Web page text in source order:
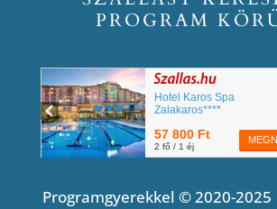
PROGRAM
Programgyerekkel © 2020-